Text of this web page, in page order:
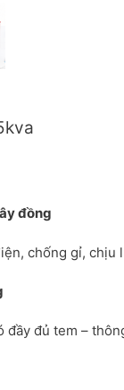
đồng
chống gỉ, chịu
đầy đủ tem –